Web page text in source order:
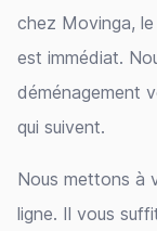
chez Movinga,
est immédiat.
déménagement
qui suivent.
Nous mettons à
ligne. Il vous